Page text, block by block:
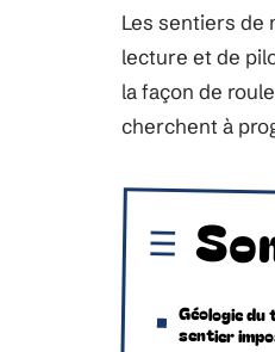
Les sentiers de
lecture et de
la façon de
cherchent à
Géologie
sentier